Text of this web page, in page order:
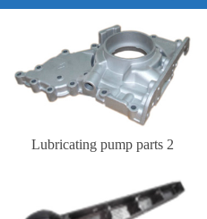
Lubricating pump parts 2